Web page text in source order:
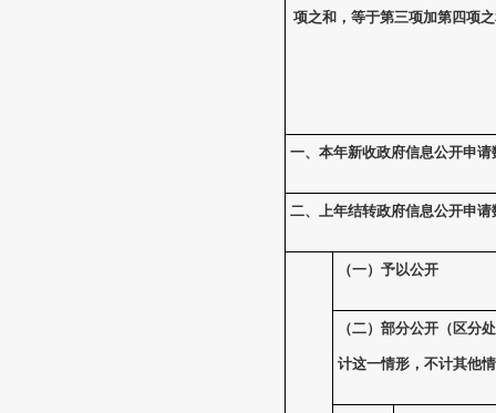
项之和，等于第三项加第四项
一、本年新收政府信息公开申请
二、上年结转政府信息公开申请
（一）予以公开
（二）部分公开 （区分
计这一情形，不计其他